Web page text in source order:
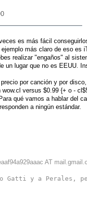
es más fácil
más claro de eso es
realizar "engaños" al
un lugar que no es EEUU.
por canción y por
versus $0.99 {+ o -
qué vamos a hablar del
a ningún estándar.
AT
Gatti y a Perales,